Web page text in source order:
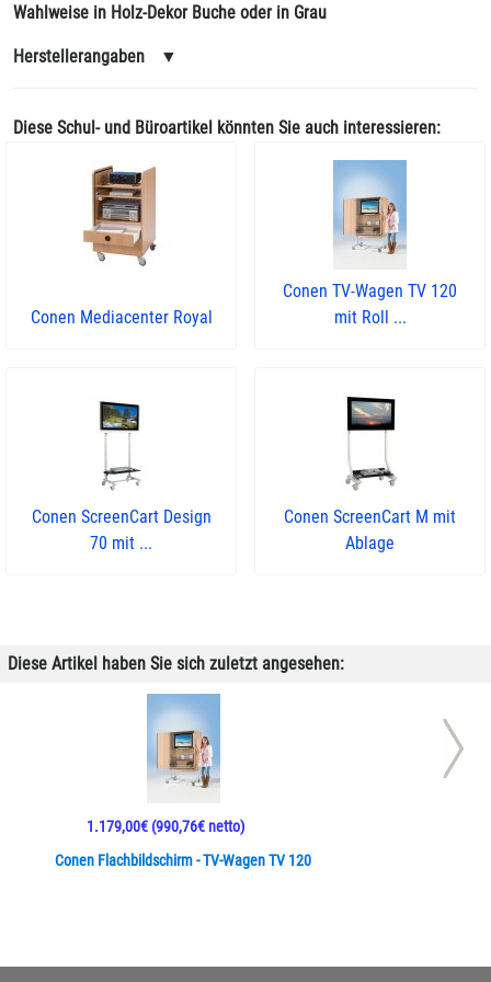
Wahlweise in Holz-Dekor Buche oder in Grau
Herstellerangaben ▼
Diese Schul- und Büroartikel könnten Sie auch interessieren:
Conen Mediacenter Royal
Conen TV-Wagen TV 120
mit Roll ...
Conen ScreenCart Design
70 mit ...
Conen ScreenCart M mit
Ablage
Diese Artikel haben Sie sich zuletzt angesehen:
Conen Flachbildschirm - TV-Wagen TV 120
1.179,00€(990,76€ netto)